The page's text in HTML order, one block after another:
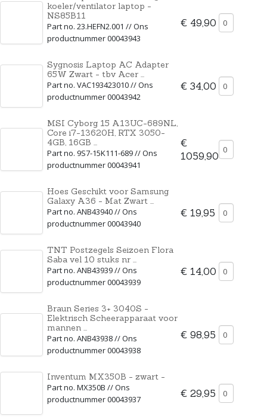
koeler/ventilator laptop -
NS85B11
Part no. 23.HEFN2.001 // Ons
productnummer 00043943
€ 49,90
Sygnosis Laptop AC Adapter
65W Zwart - tbv Acer ...
Part no. VAC193423010 // Ons
productnummer 00043942
€ 34,00
MSI Cyborg 15 A13UC-689NL,
Core i7-13620H, RTX 3050-
4GB, 16GB ...
Part no. 9S7-15K111-689 // Ons
productnummer 00043941
€
1059,90
Hoes Geschikt voor Samsung
Galaxy A36 - Mat Zwart ...
Part no. ANB43940 // Ons
productnummer 00043940
€ 19,95
TNT Postzegels Seizoen Flora
Saba vel 10 stuks nr ...
Part no. ANB43939 // Ons
productnummer 00043939
€ 14,00
Braun Series 3+ 3040S -
Elektrisch Scheerapparaat voor
mannen ...
Part no. ANB43938 // Ons
productnummer 00043938
€ 98,95
Inventum MX350B - zwart -
Part no. MX350B // Ons
productnummer 00043937
€ 29,95